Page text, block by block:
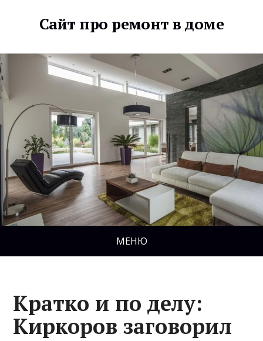
Сайт про ремонт в доме
МЕНЮ
Кратко и по делу:
Киркоров заговорил